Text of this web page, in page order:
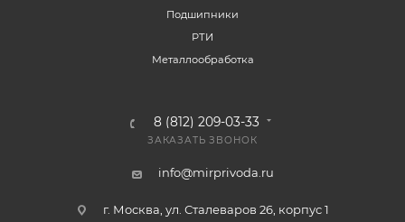
Подшипники
РТИ
Металлообработка
8 (812) 209-03-33
ЗАКАЗАТЬ ЗВОНОК
info@mirprivoda.ru
г. Москва, ул. Сталеваров 26, корпус 1